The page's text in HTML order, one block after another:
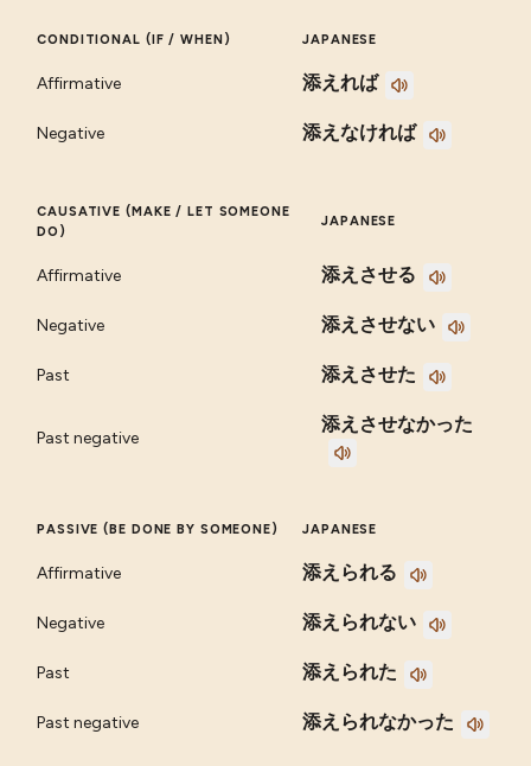
CONDITIONAL (IF / WHEN) JAPANESE
Affirmative 添えれば
Negative 添えなければ
CAUSATIVE (MAKE / LET SOMEONE
DO)
JAPANESE
Affirmative 添えさせる
Negative 添えさせない
Past 添えさせた
Past negative
添えさせなかった
PASSIVE (BE DONE BY SOMEONE) JAPANESE
Affirmative 添えられる
Negative 添えられない
Past 添えられた
Past negative 添えられなかった